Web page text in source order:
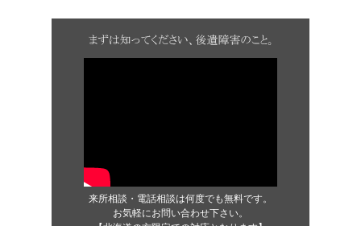
来所相談・電話相談は何度でも無料です。
お気軽にお問い合わせ下さい。